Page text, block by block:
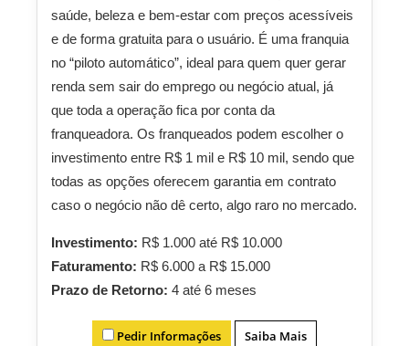
saúde, beleza e bem-estar com preços acessíveis
e de forma gratuita para o usuário. É uma franquia
no “piloto automático”, ideal para quem quer gerar
renda sem sair do emprego ou negócio atual, já
que toda a operação fica por conta da
franqueadora. Os franqueados podem escolher o
investimento entre R$ 1 mil e R$ 10 mil, sendo que
todas as opções oferecem garantia em contrato
caso o negócio não dê certo, algo raro no mercado.
Investimento: R$ 1.000 até R$ 10.000
Faturamento: R$ 6.000 a R$ 15.000
Prazo de Retorno: 4 até 6 meses
Pedir Informações Saiba Mais